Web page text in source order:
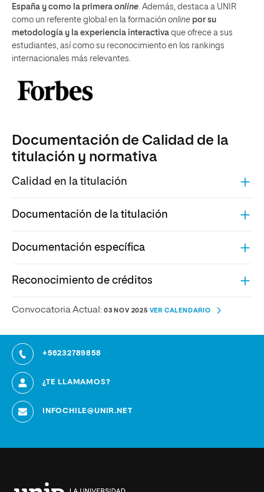
España y como la primera online. Además, destaca a UNIR
como un referente global en la formación online por su
metodología y la experiencia interactiva que ofrece a sus
estudiantes, así como su reconocimiento en los rankings
internacionales más relevantes.
Documentación de Calidad de la
titulación y normativa
Calidad en la titulación
Documentación de la titulación
Documentación específica
Reconocimiento de créditos
Convocatoria Actual: 03 NOV 2025 VER CALENDARIO
+56232789858
¿TE LLAMAMOS?
INFOCHILE@UNIR.NET